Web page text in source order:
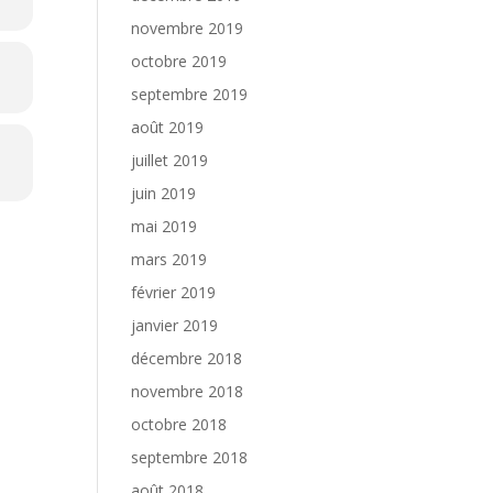
novembre 2019
octobre 2019
septembre 2019
août 2019
juillet 2019
juin 2019
mai 2019
mars 2019
février 2019
janvier 2019
décembre 2018
novembre 2018
octobre 2018
septembre 2018